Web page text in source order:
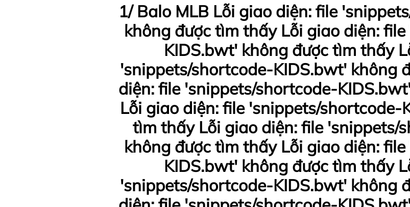
1/ Balo MLB Lỗi giao diện: file
không được tìm thấy Lỗi giao diện:
KIDS.bwt' không được tìm thấy
'snippets/shortcode-KIDS.bwt' không
diện: file 'snippets/shortcode-
Lỗi giao diện: file 'snippets/shortcode-
tìm thấy Lỗi giao diện: file 'snippets/
không được tìm thấy Lỗi giao diện:
KIDS.bwt' không được tìm thấy
'snippets/shortcode-KIDS.bwt' không